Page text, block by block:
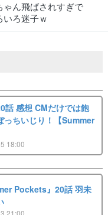
ゃん飛ばされすぎで
ろ迷子ｗ
話 感想 CMだけでは飽
っちいじり！【Summer
18:00
Pockets』20話 羽未